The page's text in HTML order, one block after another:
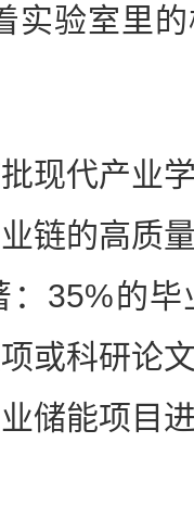
实验室里
代产业学
链的高质
：35%的
或科研论
储能项目